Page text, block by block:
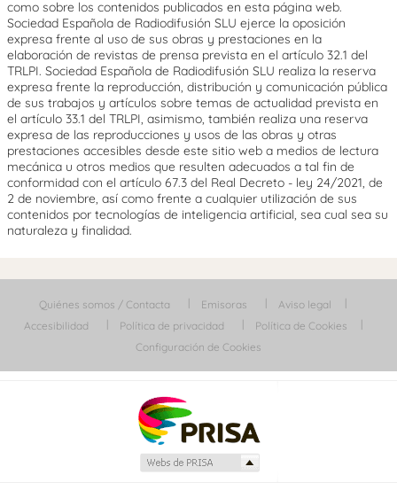
como sobre los contenidos publicados en esta página web.
Sociedad Española de Radiodifusión SLU ejerce la oposición
expresa frente al uso de sus obras y prestaciones en la
elaboración de revistas de prensa prevista en el artículo 32.1 del
TRLPI. Sociedad Española de Radiodifusión SLU realiza la reserva
expresa frente la reproducción, distribución y comunicación pública
de sus trabajos y artículos sobre temas de actualidad prevista en
el artículo 33.1 del TRLPI, asimismo, también realiza una reserva
expresa de las reproducciones y usos de las obras y otras
prestaciones accesibles desde este sitio web a medios de lectura
mecánica u otros medios que resulten adecuados a tal fin de
conformidad con el artículo 67.3 del Real Decreto - ley 24/2021, de
2 de noviembre, así como frente a cualquier utilización de sus
contenidos por tecnologías de inteligencia artificial, sea cual sea su
naturaleza y finalidad.
Quiénes somos / Contacta Emisoras
Aviso legal
Accesibilidad
Política de privacidad
Política de Cookies
Configuración de Cookies